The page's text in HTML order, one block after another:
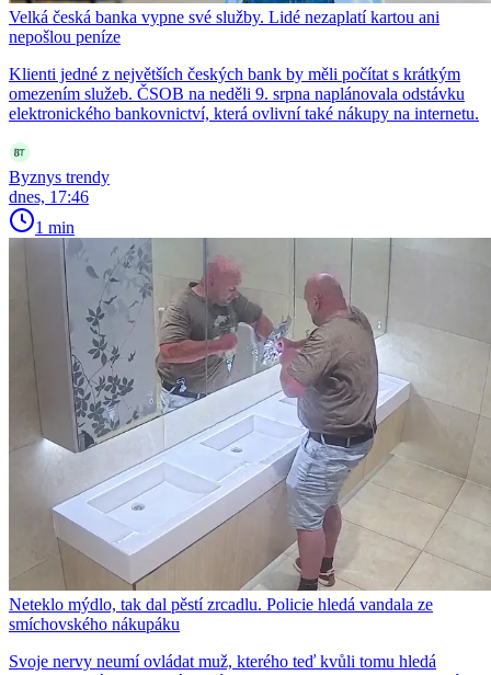
Velká česká banka vypne své služby. Lidé nezaplatí kartou ani
nepošlou peníze
Klienti jedné z největších českých bank by měli počítat s krátkým
omezením služeb. ČSOB na neděli 9. srpna naplánovala odstávku
elektronického bankovnictví, která ovlivní také nákupy na internetu.
Byznys trendy
dnes, 17:46
1 min
Neteklo mýdlo, tak dal pěstí zrcadlu. Policie hledá vandala ze
smíchovského nákupáku
Svoje nervy neumí ovládat muž, kterého teď kvůli tomu hledá